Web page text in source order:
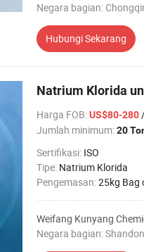
Negara bagian:
Hubungi Sekarang
Natrium Klorida
Harga FOB:US$80-280
Jumlah minimum:20
Sertifikasi: ISO
Tipe: Natrium Klorida
Pengemasan:25kg Bag
Weifang Kunyang
Negara bagian: